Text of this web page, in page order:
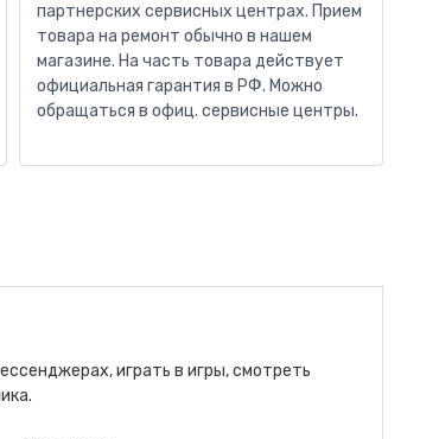
партнерских сервисных центрах. Прием
товара на ремонт обычно в нашем
магазине. На часть товара действует
официальная гарантия в РФ. Можно
обращаться в офиц. сервисные центры.
играть в игры, смотреть